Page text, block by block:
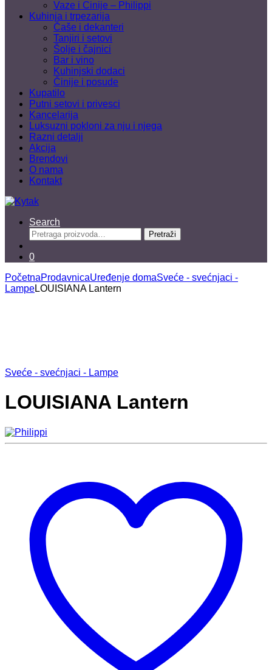
Vaze i Cinije – Philippi
Kuhinja i trpezarija
Čaše i dekanteri
Tanjiri i setovi
Šolje i čajnici
Bar i vino
Kuhinjski dodaci
Činije i posude
Kupatilo
Putni setovi i privesci
Kancelarija
Luksuzni pokloni za nju i njega
Razni detalji
Akcija
Brendovi
O nama
Kontakt
Search
Pretraga
za:
Pretraži
0
PočetnaProdavnicaUređenje domaSveće - svećnjaci -
LampeLOUISIANA Lantern
Sveće - svećnjaci - Lampe
LOUISIANA Lantern